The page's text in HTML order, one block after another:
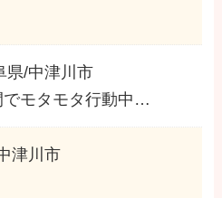
県/中津川市
でモタモタ行動中…
津川市